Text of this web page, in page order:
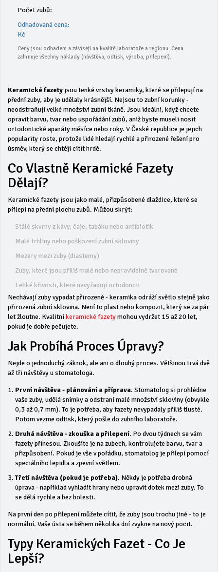
Počet zubů:
Odhadovaná cena:
Kč
Ceny jsou odhadem a závisejí na kvalitě laboratoře a regionu. Cena
zahrnuje všechny náklady (návštěva, odtisk, výroba, přilepení).
Keramické fazetyjsou tenké vrstvy keramiky, které se přilepují na
přední zuby, aby je udělaly krásnější. Nejsou to zubní korunky -
neodstraňují velké množství zubní tkáně. Jsou ideální, když chcete
opravit barvu, tvar nebo uspořádání zubů, aniž byste museli nosit
ortodontické aparáty měsíce nebo roky. V České republice je jejich
popularity roste, protože lidé hledají rychlé a přirozené řešení pro
úsměv, který se chtějí cítit hrdě.
Co Vlastně Keramické Fazety
Dělají?
Keramické fazety jsou jako malé, přizpůsobené dlaždice, které se
přilepí na přední plochu zubů. Můžou skrýt:
Stálé skvrny z kávy, čaje, tabáku nebo antibiotik
Malé trhliny nebo poškození zubní skloviny
Mezery mezi zuby (diastemy)
Zuby, které jsou příliš malé nebo nepravidelně tvarované
Lehké křivosti, které nevyžadují ortodoncii
Nechávají zuby vypadat přirozeně - keramika odráží světlo stejně jako
přirozená zubní sklovina. Není to plast nebo kompozit, který se za pár
let žloutne. Kvalitníkeramické fazetymohou vydržet 15 až 20 let,
pokud je dobře pečujete.
Jak Probíhá Proces Úpravy?
Nejde o jednoduchý zákrok, ale ani o dlouhý proces. Většinou trvá dvě
až tři návštěvy u stomatologa.
První návštěva - plánování a příprava. Stomatolog si prohlédne
vaše zuby, udělá snímky a odstraní malé množství skloviny (obvykle
0,3 až 0,7 mm). To je potřeba, aby fazety nevypadaly příliš tlusté.
Potom vezme odtisk, který pošle do zubního laboratoře.
Druhá návštěva - zkouška a přilepení. Po dvou týdnech se vám
fazety přinesou. Zkoušíte je na zubech, kontrolujete barvu, tvar a
přizpůsobení. Pokud je vše v pořádku, stomatolog je přilepí pomocí
speciálního lepidla a zpevní světlem.
Třetí návštěva (pokud je potřeba). Někdy je potřeba drobná
úprava - například vyhladit hrany nebo upravit dotek mezi zuby. To
se dělá rychle a bez bolesti.
Na první den po přilepení můžete cítit, že zuby jsou trochu jiné - to je
normální. Vaše ústa se během několika dní zvykne na nový pocit.
Typy Keramických Fazet - Co Je
Lepší?